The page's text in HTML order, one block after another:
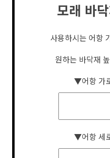
모래 바
사용하시는 어항
원하는 바닥재
▼어항 가
▼어항 세